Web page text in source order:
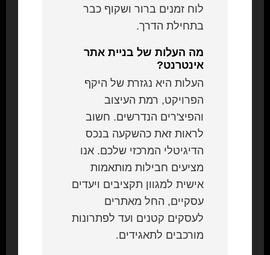
לוח זמנים ברור ושקוף כבר
בתחילת הדרך.
מה העלות של בניית אתר
אינטרנט?
העלות היא נגזרת של היקף
הפרויקט, רמת העיצוב
והפיצ'רים הנדרשים. חשוב
לראות זאת כהשקעה בנכס
הדיגיטלי המרכזי שלכם. אנו
מציעים חבילות מותאמות
אישית למגוון תקציבים ויעדים
עסקיים, החל מאתרים
לעסקים קטנים ועד לפתרונות
מורכבים לתאגידים.